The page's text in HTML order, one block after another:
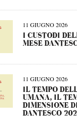
11 GIUGNO 2026
I CUSTODI
MESE
11 GIUGNO 2026
IL TEMPO
UMANA, IL
DIMENSIONE
DANTESCO